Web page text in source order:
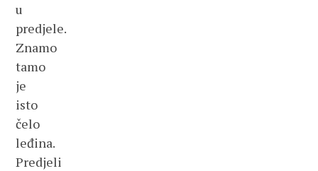
u
predjele.
Znamo
tamo
je
isto
čelo
leđina.
Predjeli